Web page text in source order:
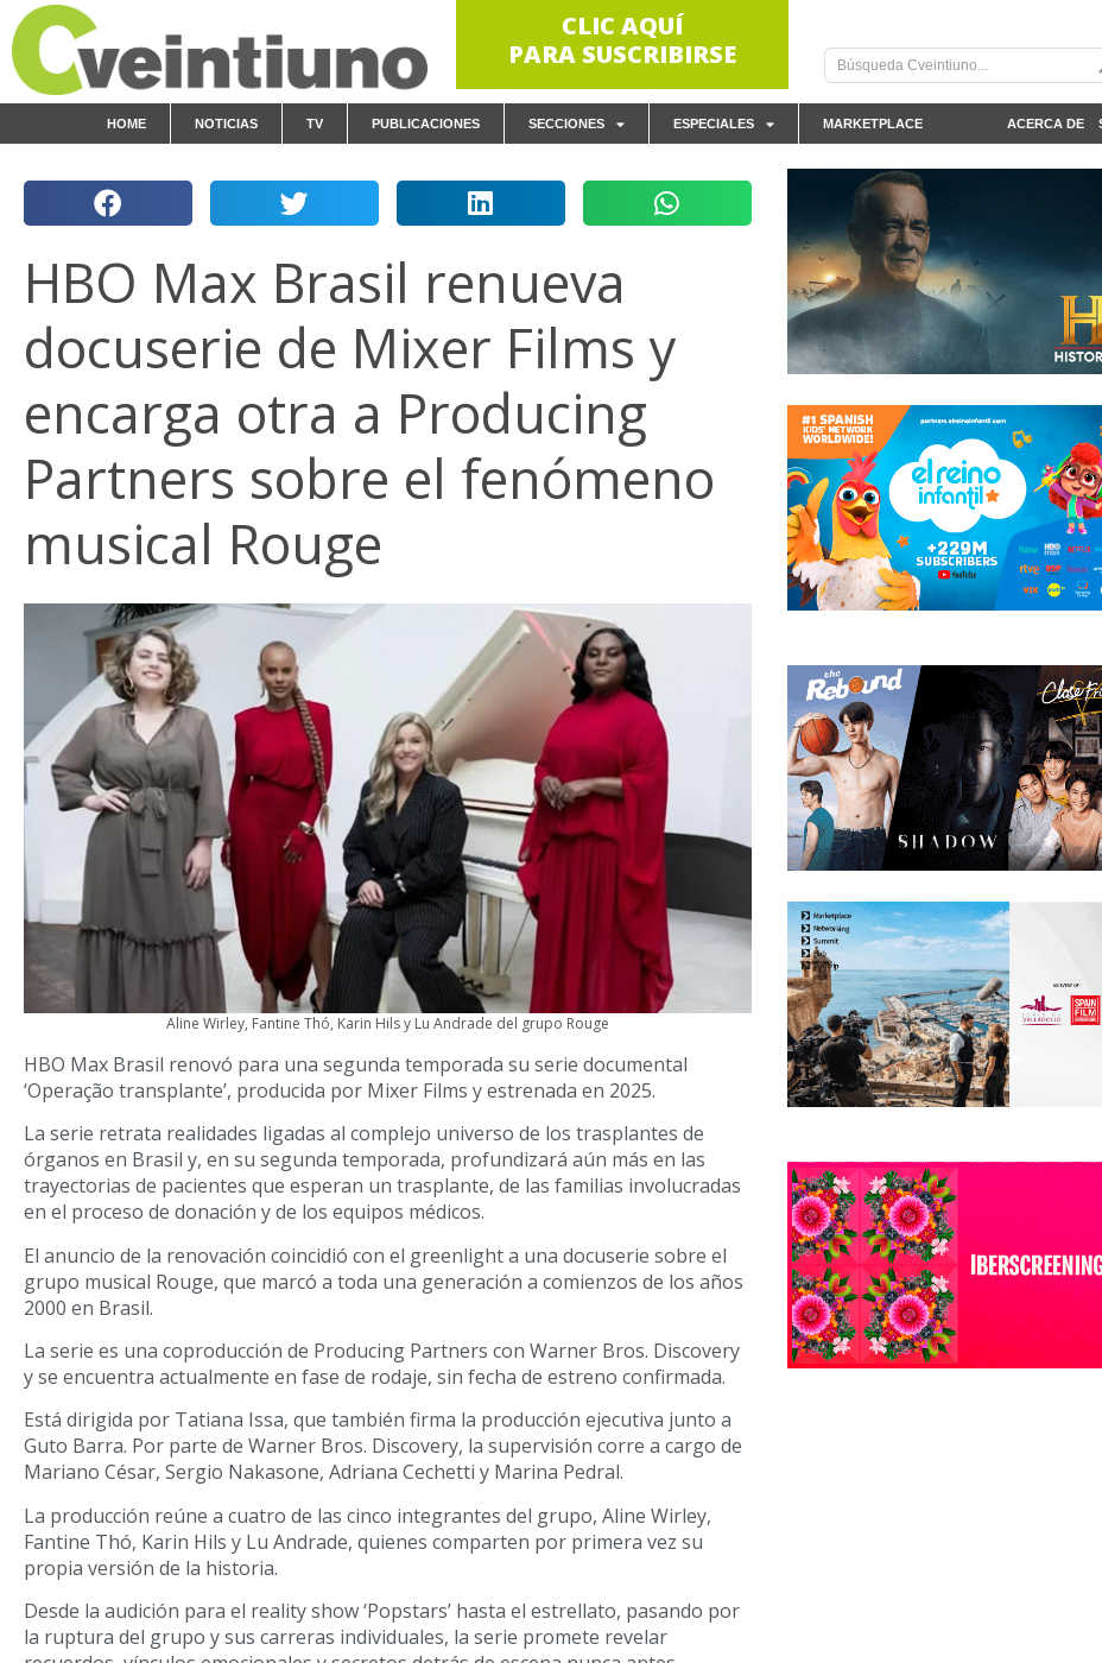
CLIC AQUÍ
PARA SUSCRIBIRSE
ACERCA DE
HOME NOTICIAS TV PUBLICACIONES SECCIONES ESPECIALES MARKETPLACE
HBO Max Brasil renueva
docuserie de Mixer Films y
encarga otra a Producing
Partners sobre el fenómeno
musical Rouge
Aline Wirley, Fantine Thó, Karin Hils y Lu Andrade del grupo Rouge
HBO Max Brasil renovó para una segunda temporada su serie documental
‘Operação transplante’, producida por Mixer Films y estrenada en 2025.
La serie retrata realidades ligadas al complejo universo de los trasplantes de
órganos en Brasil y, en su segunda temporada, profundizará aún más en las
trayectorias de pacientes que esperan un trasplante, de las familias involucradas
en el proceso de donación y de los equipos médicos.
El anuncio de la renovación coincidió con el greenlight a una docuserie sobre el
grupo musical Rouge, que marcó a toda una generación a comienzos de los años
2000 en Brasil.
La serie es una coproducción de Producing Partners con Warner Bros. Discovery
y se encuentra actualmente en fase de rodaje, sin fecha de estreno confirmada.
Está dirigida por Tatiana Issa, que también firma la producción ejecutiva junto a
Guto Barra. Por parte de Warner Bros. Discovery, la supervisión corre a cargo de
Mariano César, Sergio Nakasone, Adriana Cechetti y Marina Pedral.
La producción reúne a cuatro de las cinco integrantes del grupo, Aline Wirley,
Fantine Thó, Karin Hils y Lu Andrade, quienes comparten por primera vez su
propia versión de la historia.
Desde la audición para el reality show ‘Popstars’ hasta el estrellato, pasando por
la ruptura del grupo y sus carreras individuales, la serie promete revelar